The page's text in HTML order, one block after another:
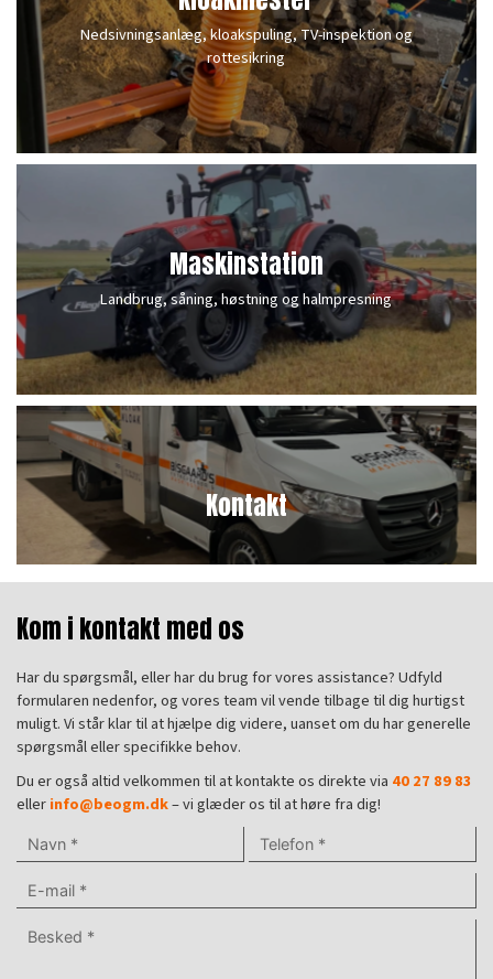
Nedsivningsanlæg, kloakspuling, TV-inspektion og
rottesikring
Maskinstation
Landbrug, såning, høstning og halmpresning
Kontakt
Kom i kontakt med os
Har du spørgsmål, eller har du brug for vores assistance? Udfyld
formularen nedenfor, og vores team vil vende tilbage til dig hurtigst
muligt. Vi står klar til at hjælpe dig videre, uanset om du har generelle
spørgsmål eller specifikke behov.
Du er også altid velkommen til at kontakte os direkte via 40 27 89 83
ellerinfo@beogm.dk– vi glæder os til at høre fra dig!